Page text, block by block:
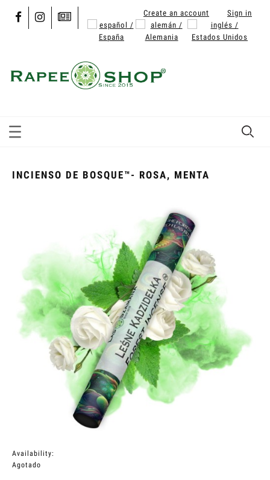
Create an account Sign in
INCIENSO DE BOSQUE™- ROSA, MENTA
Availability:
Agotado